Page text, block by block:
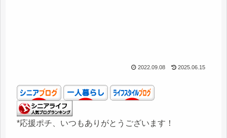
2022.09.08 2025.06.15
*応援ポチ、いつもありがとうございます！